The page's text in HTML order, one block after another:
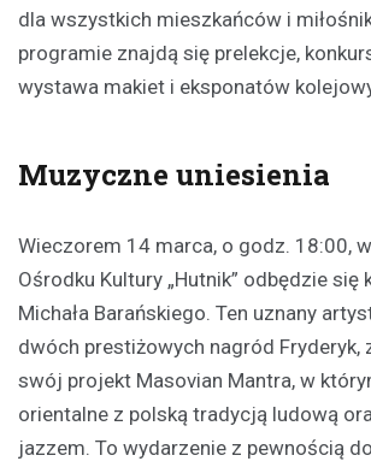
dla wszystkich mieszkańców i
programie znajdą się prelekcje,
wystawa makiet i eksponatów
Muzyczne uniesienia
Wieczorem 14 marca, o godz. 18:00,
Ośrodku Kultury „Hutnik” odbędzie
Michała Barańskiego. Ten uznany
dwóch prestiżowych nagród Fryderyk,
swój projekt Masovian Mantra, w
orientalne z polską tradycją ludową
jazzem. To wydarzenie z pewnością